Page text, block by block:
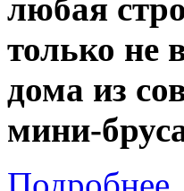
любая
только не
дома из
мини-